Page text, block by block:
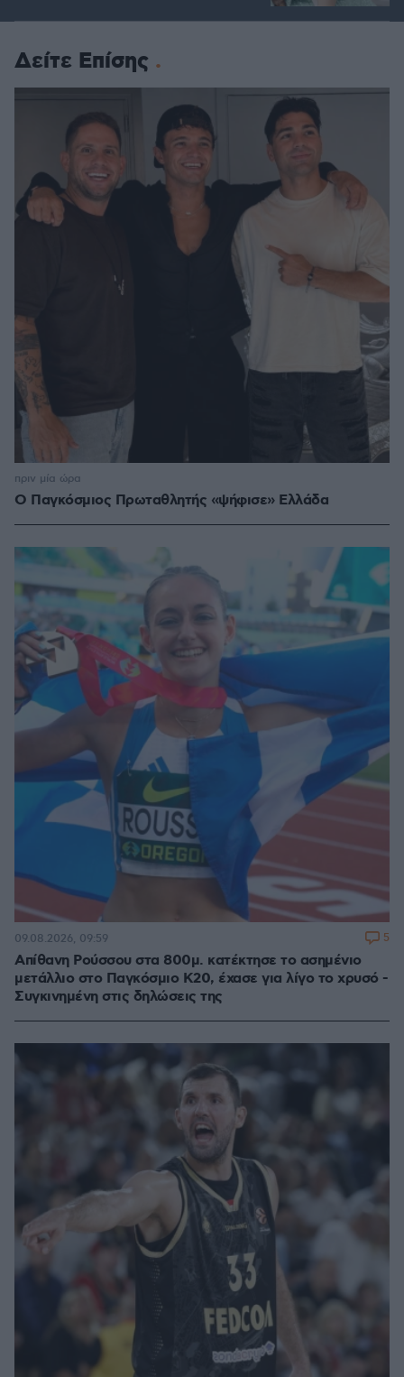
Δείτε Επίσης
Ο Παγκόσμιος Πρωταθλητής «ψήφισε» Ελλάδα
πριν μία ώρα
Απίθανη Ρούσσου στα 800μ. κατέκτησε το ασημένιο
μετάλλιο στο Παγκόσμιο Κ20, έχασε για λίγο το χρυσό -
Συγκινημένη στις δηλώσεις της
09.08.2026, 09:59 5